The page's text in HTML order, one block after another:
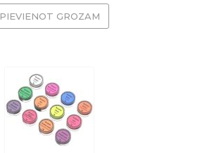
PIEVIENOT GROZAM